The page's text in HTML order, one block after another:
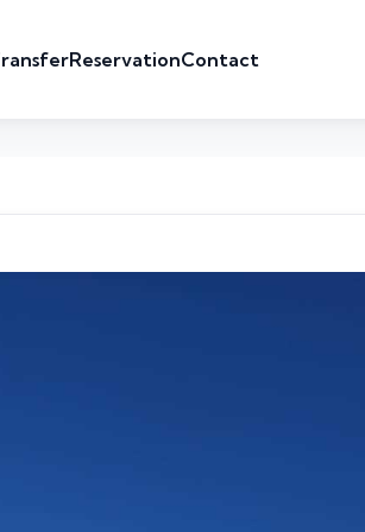
ReservationContact